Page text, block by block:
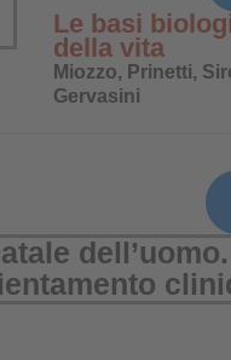
Le basi
della vita
Miozzo, Prinetti,
Gervasini